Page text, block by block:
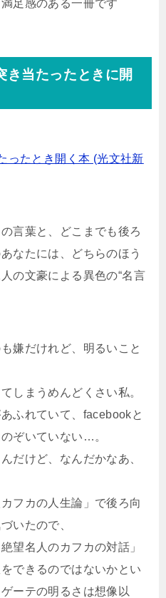
足感のある一冊です
当たったときに開
ったとき開く本 (光文社新
言葉と、どこまでも後ろ
なたには、どちらのほう
の文豪による異色の“名言
嫌だけれど、明るいこと
しまうめんどくさい私。
ふれていて、facebookと
ぞいていない…。
だけど、なんだかなあ、
フカの人生論」で後ろ向
いたので、
望名人のカフカの対話」
できるのではないかとい
ーテの明るさは想像以